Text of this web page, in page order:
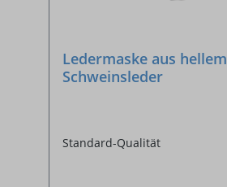
Ledermaske aus hellem
Schweinsleder
Standard-Qualität